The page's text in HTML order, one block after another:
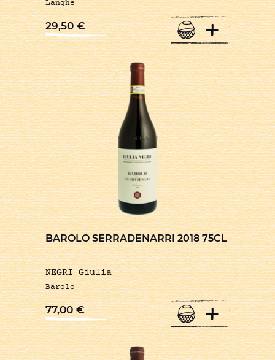
Langhe
29,50€ +
BAROLO SERRADENARRI 2018 75CL
NEGRI Giulia
Barolo
77,00€ +